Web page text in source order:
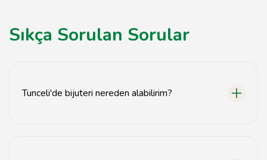
Sıkça Sorulan Sorular
Tunceli'de bijuteri nereden alabilirim?